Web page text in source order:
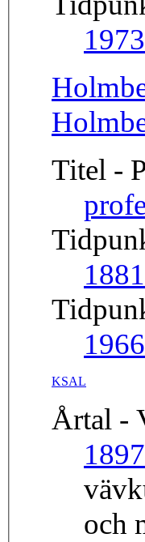
1973
Titel -
KSAL
Årtal -
och